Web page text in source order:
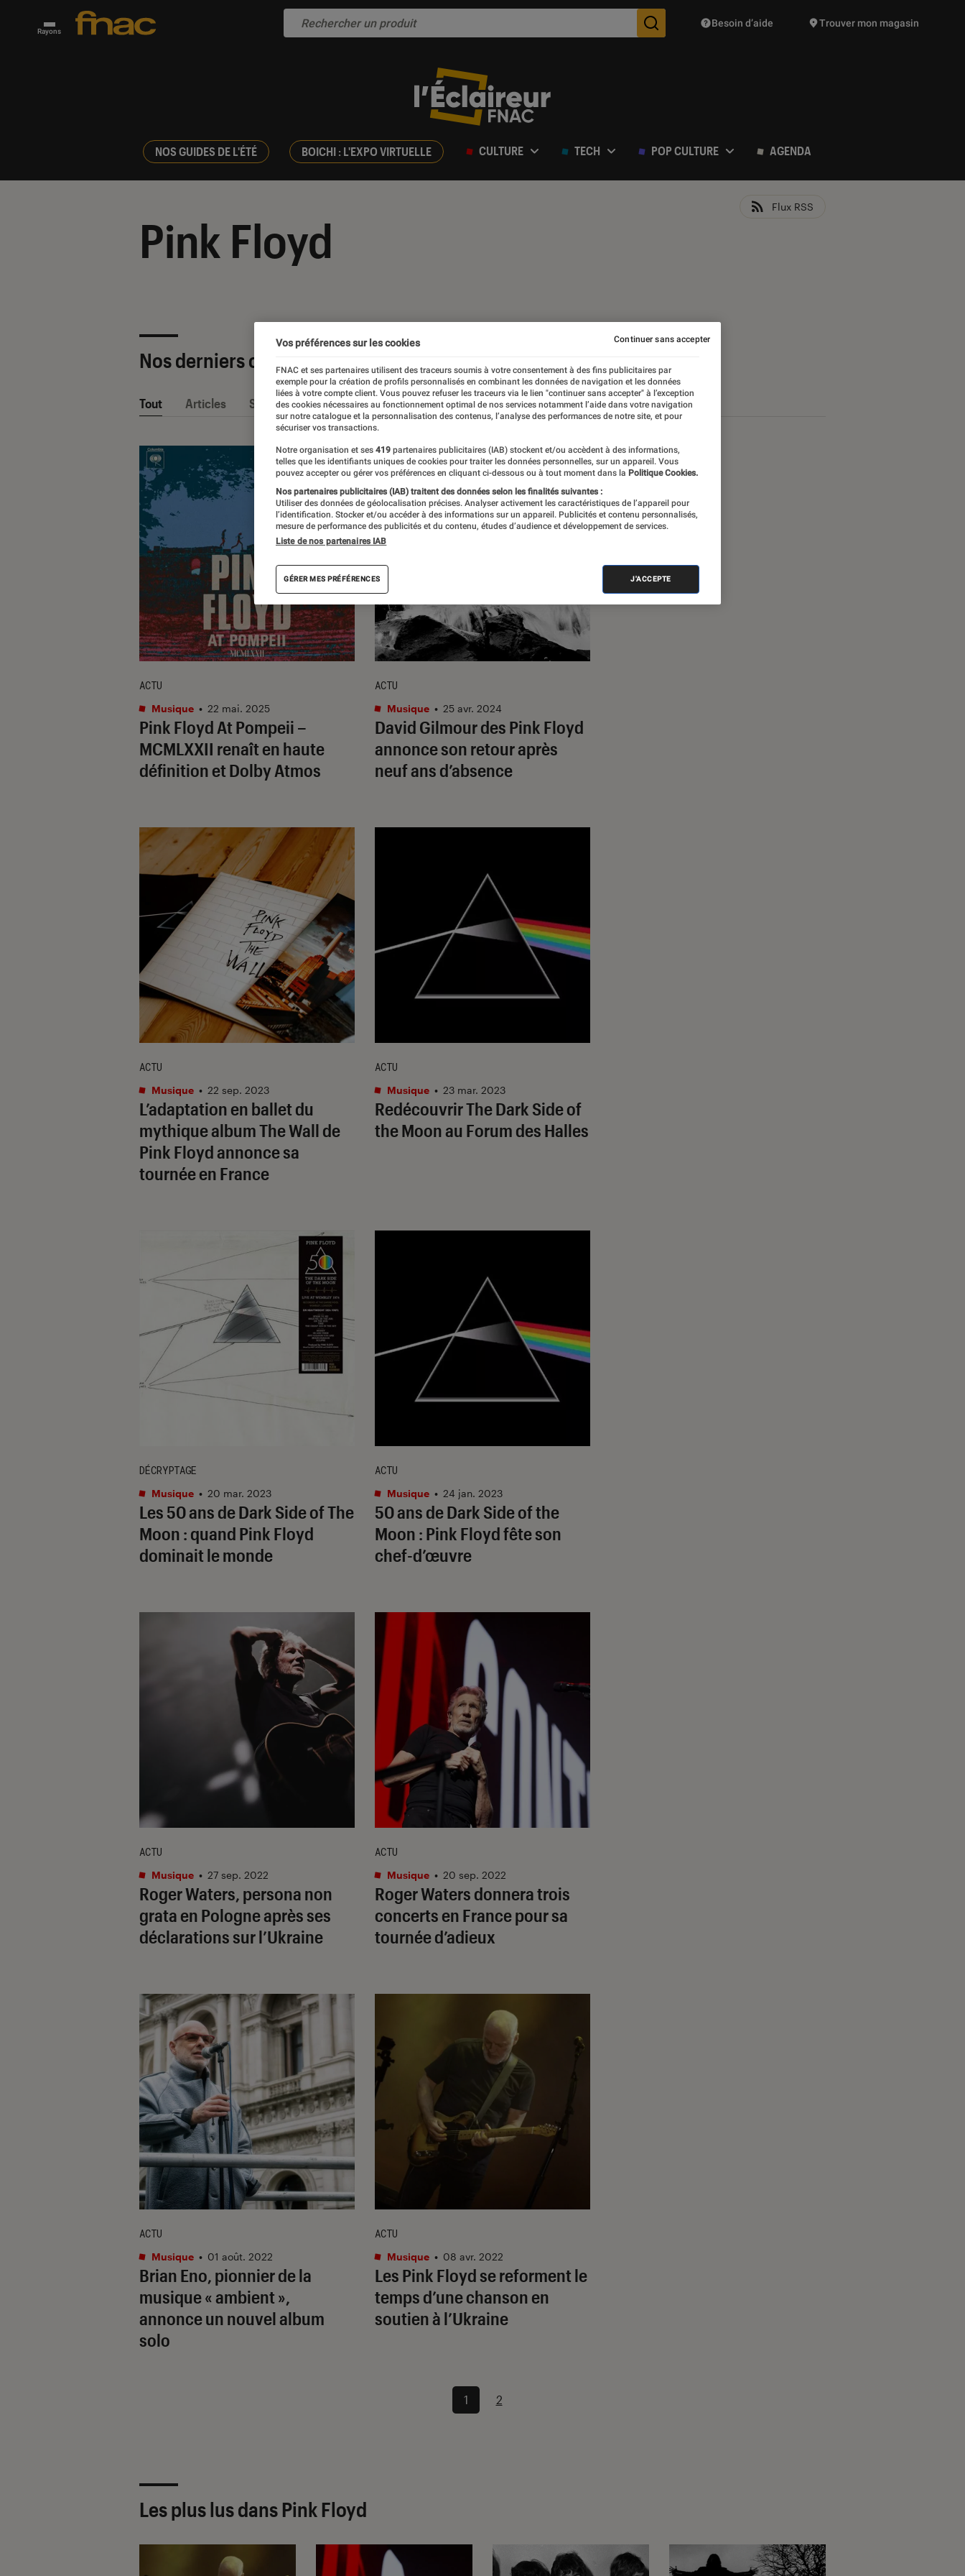
Rayons Des suggestions de produits vont vous être proposées
Besoin d’aide Trouver mon magasin
NOS GUIDES DE L'ÉTÉ BOICHI : L'EXPO VIRTUELLE CULTURE TECH POP CULTURE AGENDA
Pink Floyd
Flux RSS
Nos derniers contenus
Tout Articles Sélections et guides
Pink Floyd At Pompeii –
MCMLXXII renaît en haute
définition et Dolby Atmos
ACTU
Musique • 22 mai. 2025
David Gilmour des Pink Floyd
annonce son retour après
neuf ans d’absence
ACTU
Musique • 25 avr. 2024
L’adaptation en ballet du
mythique albumThe Wall de
Pink Floyd annonce sa
tournée en France
ACTU
Musique • 22 sep. 2023
RedécouvrirThe Dark Side of
the Moonau Forum des Halles
ACTU
Musique • 23 mar. 2023
Les 50 ans de Dark Side of The
Moon : quand Pink Floyd
dominait le monde
DÉCRYPTAGE
Musique • 20 mar. 2023
50 ans deDark Side of the
Moon : Pink Floyd fête son
chef-d’œuvre
ACTU
Musique • 24 jan. 2023
Roger Waters, persona non
grata en Pologne après ses
déclarations sur l’Ukraine
ACTU
Musique • 27 sep. 2022
Roger Waters donnera trois
concerts en France pour sa
tournée d’adieux
ACTU
Musique • 20 sep. 2022
Brian Eno, pionnier de la
musique «ambient »,
annonce un nouvel album
solo
ACTU
Musique • 01 août. 2022
Les Pink Floyd se reforment le
temps d’une chanson en
soutien à l’Ukraine
ACTU
Musique • 08 avr. 2022
1 2
Les plus lus dans Pink Floyd
Vos préférences sur les cookies
FNAC et ses partenaires utilisent des traceurs soumis à votre consentement à des fins publicitaires par
exemple pour la création de profils personnalisés en combinant les données de navigation et les données
liées à votre compte client. Vous pouvez refuser les traceurs via le lien "continuer sans accepter" à l’exception
des cookies nécessaires au fonctionnement optimal de nos services notamment l’aide dans votre navigation
sur notre catalogue et la personnalisation des contenus, l’analyse des performances de notre site, et pour
sécuriser vos transactions.
Notre organisation et ses 419 partenaires publicitaires (IAB) stockent et/ou accèdent à des informations,
telles que les identifiants uniques de cookies pour traiter les données personnelles, sur un appareil. Vous
pouvez accepter ou gérer vos préférences en cliquant ci-dessous ou à tout moment dans la Politique Cookies.
Nos partenaires publicitaires (IAB) traitent des données selon les finalités suivantes :
Utiliser des données de géolocalisation précises. Analyser activement les caractéristiques de l’appareil pour
l’identification. Stocker et/ou accéder à des informations sur un appareil. Publicités et contenu personnalisés,
mesure de performance des publicités et du contenu, études d’audience et développement de services.
Liste de nos partenaires IAB
GÉRER MES PRÉFÉRENCES J'ACCEPTE
Continuer sans accepter